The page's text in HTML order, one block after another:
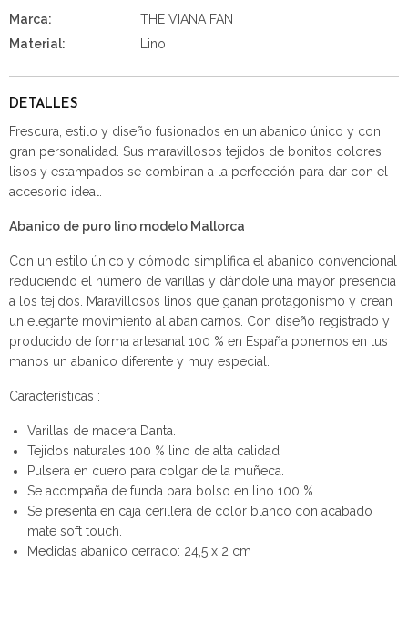
Marca:
THE VIANA FAN
Material:
Lino
DETALLES
Frescura, estilo y diseño fusionados en un abanico único y con
gran personalidad. Sus maravillosos tejidos de bonitos colores
lisos y estampados se combinan a la perfección para dar con el
accesorio ideal.
Abanico de puro lino modelo Mallorca
Con un estilo único y cómodo simplifica el abanico convencional
reduciendo el número de varillas y dándole una mayor presencia
a los tejidos. Maravillosos linos que ganan protagonismo y crean
un elegante movimiento al abanicarnos. Con diseño registrado y
producido de forma artesanal 100 % en España ponemos en tus
manos un abanico diferente y muy especial.
Características :
Varillas de madera Danta.
Tejidos naturales 100 % lino de alta calidad
Pulsera en cuero para colgar de la muñeca.
Se acompaña de funda para bolso en lino 100 %
Se presenta en caja cerillera de color blanco con acabado
mate soft touch.
Medidas abanico cerrado: 24,5 x 2 cm